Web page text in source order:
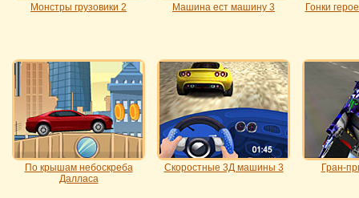
Монстры грузовики 2 Машина ест машину 3 Гонки
По крышам небоскреба
Далласа
Скоростные 3Д машины 3 Гран-